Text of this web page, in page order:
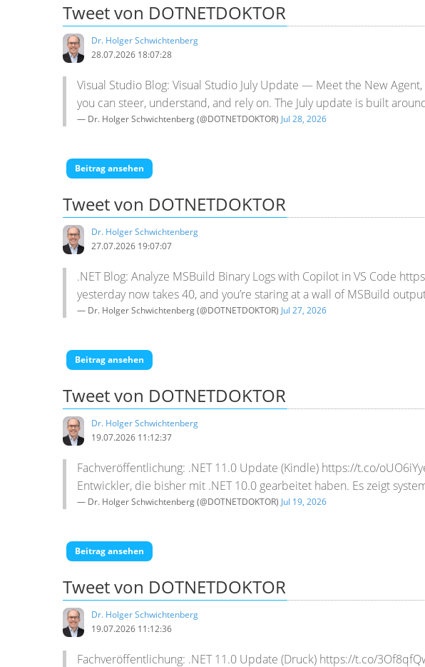
Tweet von DOTNETDOKTOR
Dr. Holger Schwichtenberg
28.07.2026 18:07:28
Visual Studio Blog: Visual Studio July Update — Meet the New
you can steer, understand, and rely on. The July update is built
— Dr. Holger Schwichtenberg (@DOTNETDOKTOR) Jul 28, 2026
Beitrag ansehen
Tweet von DOTNETDOKTOR
Dr. Holger Schwichtenberg
27.07.2026 19:07:07
.NET Blog: Analyze MSBuild Binary Logs with Copilot in VS Code
yesterday now takes 40, and you’re staring at a wall of MSBuild
— Dr. Holger Schwichtenberg (@DOTNETDOKTOR) Jul 27, 2026
Beitrag ansehen
Tweet von DOTNETDOKTOR
Dr. Holger Schwichtenberg
19.07.2026 11:12:37
Fachveröffentlichung: .NET 11.0 Update (Kindle) https://t.co/
Entwickler, die bisher mit .NET 10.0 gearbeitet haben. Es zeigt
— Dr. Holger Schwichtenberg (@DOTNETDOKTOR) Jul 19, 2026
Beitrag ansehen
Tweet von DOTNETDOKTOR
Dr. Holger Schwichtenberg
19.07.2026 11:12:36
Fachveröffentlichung: .NET 11.0 Update (Druck) https://t.co/